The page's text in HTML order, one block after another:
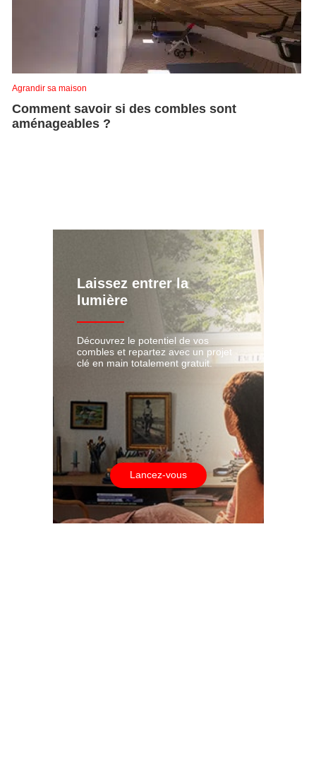
Agrandir sa maison
Comment savoir si des combles sont
aménageables ?
Laissez entrer la
lumière
Découvrez le potentiel de vos
combles et repartez avec un projet
clé en main totalement gratuit.
Lancez-vous